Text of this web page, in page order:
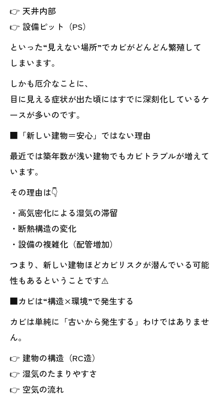
👉 天井内部
👉 設備ピット（PS）
といった“見えない場所”でカビがどんどん繁殖して
しまいます。
しかも厄介なことに、
目に見える症状が出た頃にはすでに深刻化しているケ
ースが多いのです。
■「新しい建物＝安心」ではない理由
最近では築年数が浅い建物でもカビトラブルが増えて
います。
その理由は👇
・高気密化による湿気の滞留
・断熱構造の変化
・設備の複雑化（配管増加）
つまり、新しい建物ほどカビリスクが潜んでいる可能
性もあるということです⚠️
■カビは“構造×環境”で発生する
カビは単純に「古いから発生する」わけではありませ
ん。
👉 建物の構造（RC造）
👉 湿気のたまりやすさ
👉 空気の流れ